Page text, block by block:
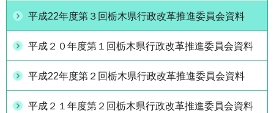
平成22年度第３回栃木県行政改革推進委員会資料
平成２０年度第１回栃木県行政改革推進委員会資料
平成22年度第２回栃木県行政改革推進委員会資料
平成２１年度第２回栃木県行政改革推進委員会資料